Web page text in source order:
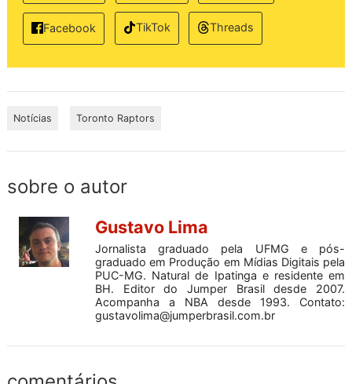
Facebook TikTok Threads
Notícias Toronto Raptors
sobre o autor
Gustavo Lima
Jornalista graduado pela UFMG e pós-
graduado em Produção em Mídias Digitais pela
PUC-MG. Natural de Ipatinga e residente em
BH. Editor do Jumper Brasil desde 2007.
Acompanha a NBA desde 1993. Contato:
gustavolima@jumperbrasil.com.br